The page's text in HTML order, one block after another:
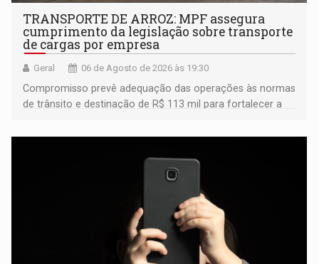
TRANSPORTE DE ARROZ: MPF assegura
cumprimento da legislação sobre transporte
de cargas por empresa
Geral 06 de Agosto de 2026 às 19:30
Compromisso prevê adequação das operações às normas
de trânsito e destinação de R$ 113 mil para fortalecer a